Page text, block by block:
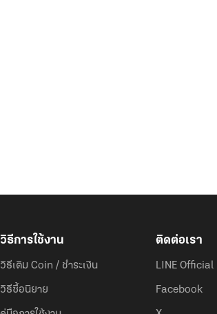
วิธีการใช้งาน
วิธีเติม Coin / ชำระเงิน
วิธีซื้อนิยาย
ติดต่อเรา
LINE Official
Facebook